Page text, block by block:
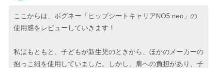
ここからは、ポグネー「ヒップシートキャリアNO5 neo」の
使用感をレビューしていきます！
私はもともと、子どもが新生児のときから、ほかのメーカーの
抱っこ紐を使用していました。しかし、肩への負担があり、子